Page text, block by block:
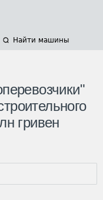
Найти машины
гривен